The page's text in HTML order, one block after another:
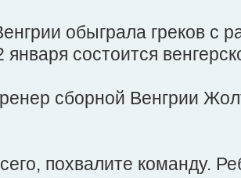
обыграла греков с
января состоится
сборной Венгрии
похвалите команду.